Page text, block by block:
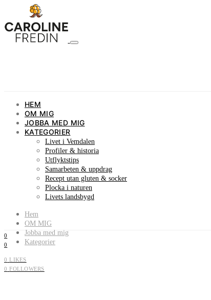
HEM
OM MIG
JOBBA MED MIG
KATEGORIER
Livet i Vemdalen
Profiler & historia
Utflyktstips
Samarbeten & uppdrag
Recept utan gluten & socker
Plocka i naturen
Livets landsbygd
Hem
OM MIG
Jobba med mig
Kategorier
0 LIKES
0 FOLLOWERS
0
0